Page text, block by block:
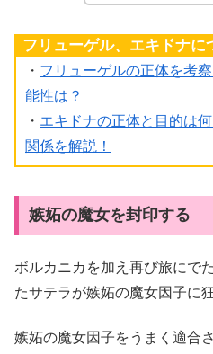
フリューゲル、エキドナに
・ フリューゲルの正体を考
能性は？
・ エキドナの正体と目的は
関係を解説！
嫉妬の魔女を封印する
ボルカニカを加え再び旅にで
たサテラが嫉妬の魔女因子に
嫉妬の魔女因子をうまく適合